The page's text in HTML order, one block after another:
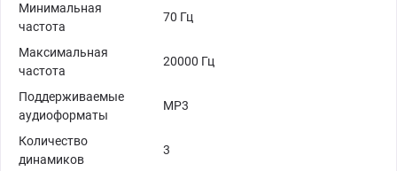
Минимальная
частота
70 Гц
Максимальная
частота
20000 Гц
Поддерживаемые
аудиоформаты
MP3
Количество
динамиков
3